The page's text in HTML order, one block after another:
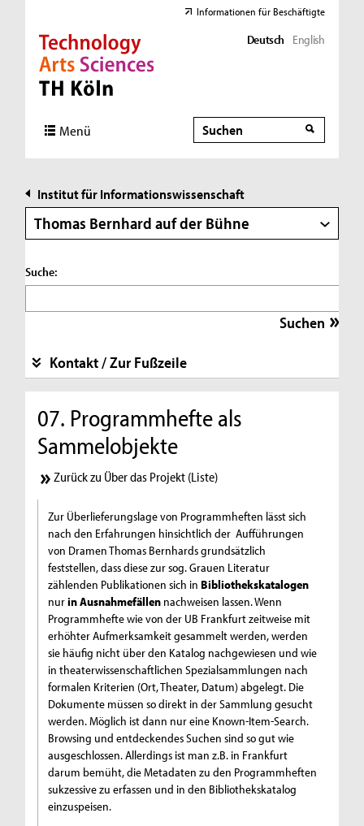
Direkt zur Hauptnavigation
Direkt zur Subnavigation
Direkt zum Inhalt
Direkt zum Fußbereich
Informationen für Beschäftigte
Deutsch English
Menü Suche
Suche
Institut für Informationswissenschaft
Thomas Bernhard auf der Bühne
Suche:
Kontakt / Zur Fußzeile
07. Programmhefte als
Sammelobjekte
Zurück zu Über das Projekt (Liste)
Zur Überlieferungslage von Programmheften lässt sich
nach den Erfahrungen hinsichtlich der Aufführungen
von Dramen Thomas Bernhards grundsätzlich
feststellen, dass diese zur sog. Grauen Literatur
zählenden Publikationen sich in Bibliothekskatalogen
nurin Ausnahmefällen nachweisen lassen. Wenn
Programmhefte wie von der UB Frankfurt zeitweise mit
erhöhter Aufmerksamkeit gesammelt werden, werden
sie häufig nicht über den Katalog nachgewiesen und wie
in theaterwissenschaftlichen Spezialsammlungen nach
formalen Kriterien (Ort, Theater, Datum) abgelegt. Die
Dokumente müssen so direkt in der Sammlung gesucht
werden. Möglich ist dann nur eine Known-Item-Search.
Browsing und entdeckendes Suchen sind so gut wie
ausgeschlossen. Allerdings ist man z.B. in Frankfurt
darum bemüht, die Metadaten zu den Programmheften
sukzessive zu erfassen und in den Bibliothekskatalog
einzuspeisen.